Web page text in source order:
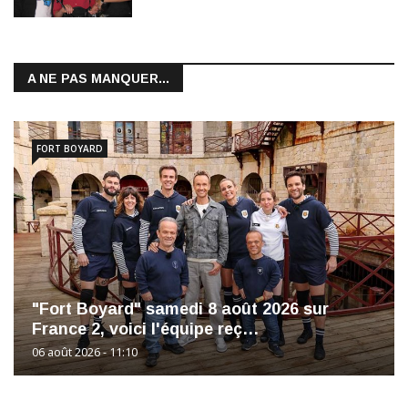
A NE PAS MANQUER...
"Fort Boyard" samedi 8 août 2026 sur
France 2, voici l'équipe reç…
06 août 2026 - 11:10
FORT BOYARD